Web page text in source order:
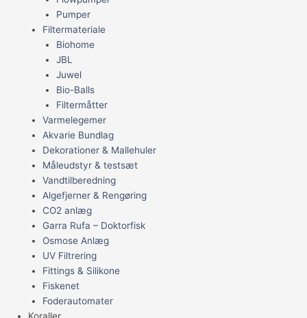
Pumper
Filtermateriale
Biohome
JBL
Juwel
Bio-Balls
Filtermåtter
Varmelegemer
Akvarie Bundlag
Dekorationer & Mallehuler
Måleudstyr & testsæt
Vandtilberedning
Algefjerner & Rengøring
CO2 anlæg
Garra Rufa – Doktorfisk
Osmose Anlæg
UV Filtrering
Fittings & Silikone
Fiskenet
Foderautomater
Koraller